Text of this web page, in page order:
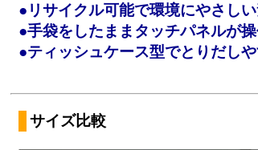
●リサイクル可能で環境にやさしい
●手袋をしたままタッチパネルが操
●ティッシュケース型でとりだしや
サイズ比較